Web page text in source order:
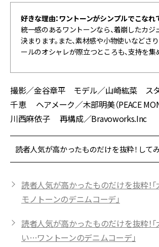
好きな理由：ワントーンがシンプルでこなれ
統一感のあるワントーンなら、着崩したカジ
決まります。また、素材感や小物使いなどさ
ールのオシャレが際立つところも、支持を集
撮影／金谷章平 モデル／山崎紘菜 ス
千恵 ヘアメーク／木部明美（PEACE
川西麻依子 再構成／Bravoworks.Inc
読者人気が高かったものだけを抜粋！して
読者人気が高かったものだけを抜粋！「
モノトーンのデニムコーデ」
読者人気が高かったものだけを抜粋！
い…ワントーンのデニムコーデ」